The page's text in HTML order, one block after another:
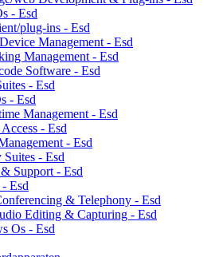
- Esd
plug-ins - Esd
Management - Esd
Management - Esd
Software - Esd
- Esd
- Esd
Management - Esd
- Esd
- Esd
Suites - Esd
Support - Esd
Esd
& Telephony - Esd
Editing & Capturing - Esd
Os - Esd